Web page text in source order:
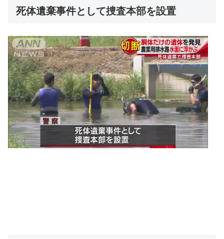
死体遺棄事件として捜査本部を設置